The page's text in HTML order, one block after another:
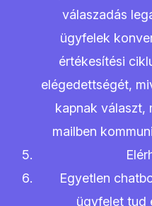
válaszadás
ügyfelek
értékesítési
elégedettségét,
kapnak választ,
mailben
Egyetlen
ügyfelet tud